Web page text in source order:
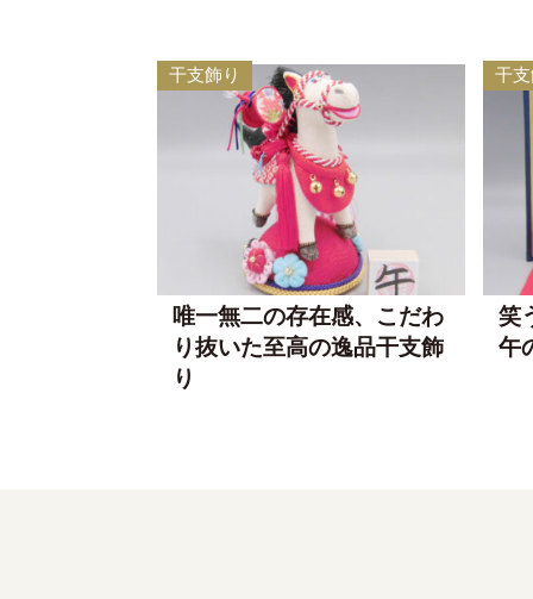
干支飾り
唯一無二の存在感、こだわ
り抜いた至高の逸品干支飾
り
干
笑
午